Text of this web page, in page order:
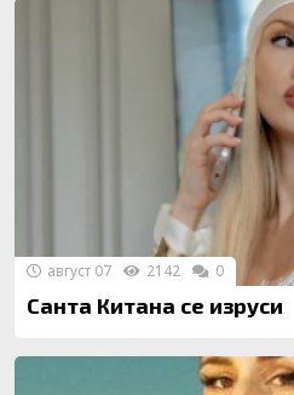
Санта Китана се изруси
август 07 2142 0